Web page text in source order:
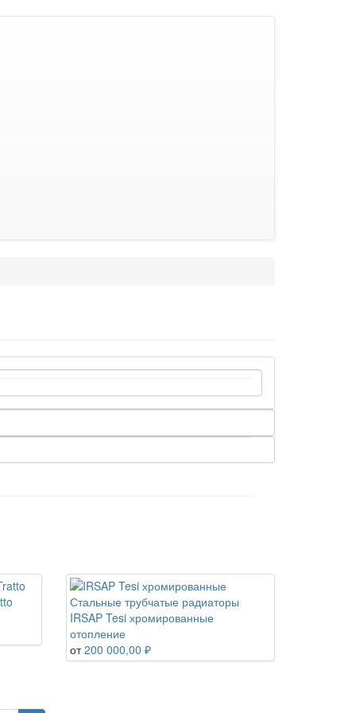
Стальные трубчатые радиаторы
IRSAP Tesi хромированные
отопление
от 200 000,00 ₽